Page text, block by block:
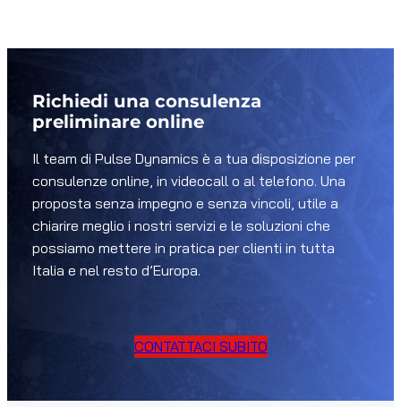
Richiedi una consulenza
preliminare online
Il team di Pulse Dynamics è a tua disposizione per
consulenze online, in videocall o al telefono. Una
proposta senza impegno e senza vincoli, utile a
chiarire meglio i nostri servizi e le soluzioni che
possiamo mettere in pratica per clienti in tutta
Italia e nel resto d’Europa.
CONTATTACI SUBITO